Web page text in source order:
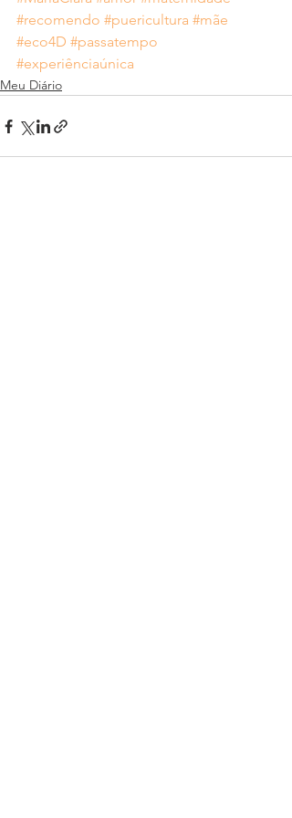
#recomendo #puericultura #mãe
#eco4D #passatempo
#experiênciaúnica
Meu Diário